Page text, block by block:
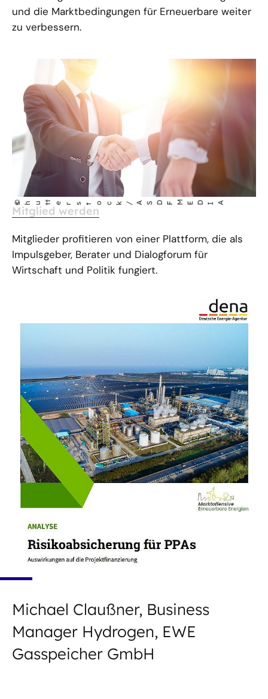
und die Marktbedingungen für Erneuerbare weiter
zu verbessern.
©
shut t
erstock/ASDF M
ED IA
Mitglied werden
Mitglieder profitieren von einer Plattform, die als
Impulsgeber, Berater und Dialogforum für
Wirtschaft und Politik fungiert.
10.02.25 PUBLIKATION
Risikoabsicherung für PPAs
Die Risikoabsicherung für PPAs kann den
marktgetriebenen Ausbau erneuerbarer Energien
vorantreiben
Michael Claußner, Business
Manager Hydrogen, EWE
Gasspeicher GmbH